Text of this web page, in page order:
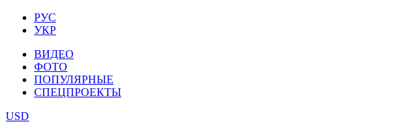
РУС
УКР
ВИДЕО
ФОТО
ПОПУЛЯРНЫЕ
СПЕЦПРОЕКТЫ
USD